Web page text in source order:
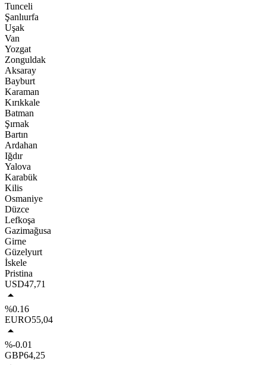
Tunceli
Şanlıurfa
Uşak
Van
Yozgat
Zonguldak
Aksaray
Bayburt
Karaman
Kırıkkale
Batman
Şırnak
Bartın
Ardahan
Iğdır
Yalova
Karabük
Kilis
Osmaniye
Düzce
Lefkoşa
Gazimağusa
Girne
Güzelyurt
İskele
Pristina
USD47,71
%0.16
EURO55,04
%-0.01
GBP64,25